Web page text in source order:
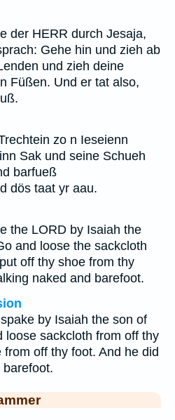
der HERR durch Jesaja,
Gehe hin und zieh ab
und zieh deine
Füßen. Und er tat also,
zo n Ieseienn
Sak und seine Schueh
barfueß
dös taat yr aau.
the LORD by Isaiah the
and loose the sackcloth
off thy shoe from thy
naked and barefoot.
by Isaiah the son of
loose sackcloth from off thy
from off thy foot. And he did